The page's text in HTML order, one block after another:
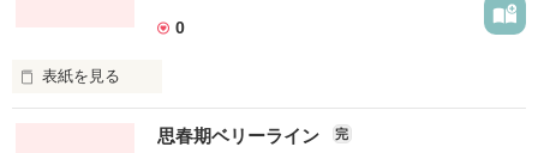
織姫の涙のようにそっと、星は流れ落ちた。
君は、もういない。
0
表紙を見る
思春期ベリーライン 完